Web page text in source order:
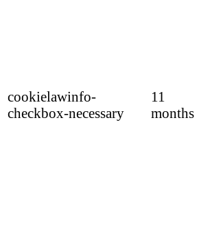
cookielawinfo-
checkbox-necessary
11
months